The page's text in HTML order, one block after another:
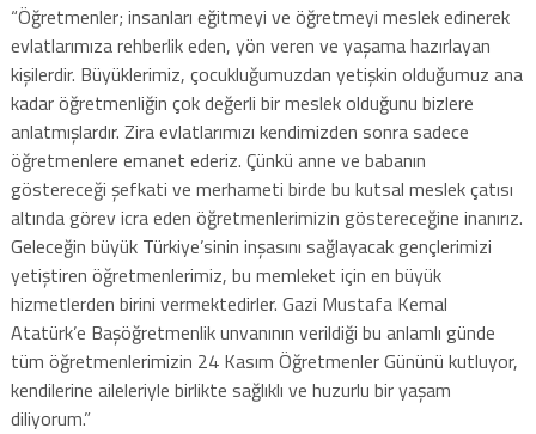
“Öğretmenler; insanları eğitmeyi ve öğretmeyi meslek edinerek
evlatlarımıza rehberlik eden, yön veren ve yaşama hazırlayan
kişilerdir. Büyüklerimiz, çocukluğumuzdan yetişkin olduğumuz ana
kadar öğretmenliğin çok değerli bir meslek olduğunu bizlere
anlatmışlardır. Zira evlatlarımızı kendimizden sonra sadece
öğretmenlere emanet ederiz. Çünkü anne ve babanın
göstereceği şefkati ve merhameti birde bu kutsal meslek çatısı
altında görev icra eden öğretmenlerimizin göstereceğine inanırız.
Geleceğin büyük Türkiye’sinin inşasını sağlayacak gençlerimizi
yetiştiren öğretmenlerimiz, bu memleket için en büyük
hizmetlerden birini vermektedirler. Gazi Mustafa Kemal
Atatürk’e Başöğretmenlik unvanının verildiği bu anlamlı günde
tüm öğretmenlerimizin 24 Kasım Öğretmenler Gününü kutluyor,
kendilerine aileleriyle birlikte sağlıklı ve huzurlu bir yaşam
diliyorum.”